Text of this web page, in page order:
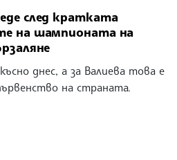
след кратката
на шампионата на
днес, а за Валиева това е
на страната.